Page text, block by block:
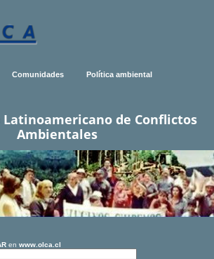
Comunidades Política ambiental
de Conflictos
Ambientales
en www.olca.cl